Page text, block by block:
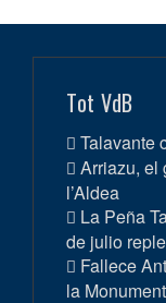
Tot VdB
Talavante
Arriazu, el
l’Aldea
La Peña
de julio
Fallece
la